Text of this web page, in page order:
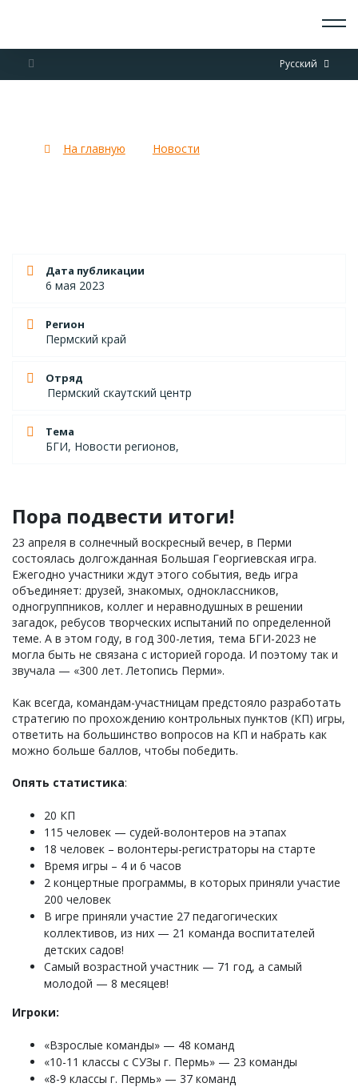
Русский
О СКАУТАХ
ДОКУМЕНТЫ
На главную Новости
Дата публикации
6 мая 2023
Регион
Пермский край
Отряд
Пермский скаутский центр
Тема
БГИ, Новости регионов,
Пора подвести итоги!
23 апреля в солнечный воскресный вечер, в Перми
состоялась долгожданная Большая Георгиевская игра.
Ежегодно участники ждут этого события, ведь игра
объединяет: друзей, знакомых, одноклассников,
одногруппников, коллег и неравнодушных в решении
загадок, ребусов творческих испытаний по определенной
теме. А в этом году, в год 300-летия, тема БГИ-2023 не
могла быть не связана с историей города. И поэтому так и
звучала — «300 лет. Летопись Перми».
Как всегда, командам-участницам предстояло разработать
стратегию по прохождению контрольных пунктов (КП) игры,
ответить на большинство вопросов на КП и набрать как
можно больше баллов, чтобы победить.
Опять статистика:
20 КП
115 человек — судей-волонтеров на этапах
18 человек – волонтеры-регистраторы на старте
Время игры – 4 и 6 часов
2 концертные программы, в которых приняли участие
200 человек
В игре приняли участие 27 педагогических
коллективов, из них — 21 команда воспитателей
детских садов!
Самый возрастной участник — 71 год, а самый
молодой — 8 месяцев!
Игроки:
«Взрослые команды» — 48 команд
«10-11 классы с СУЗы г. Пермь» — 23 команды
«8-9 классы г. Пермь» — 37 команд